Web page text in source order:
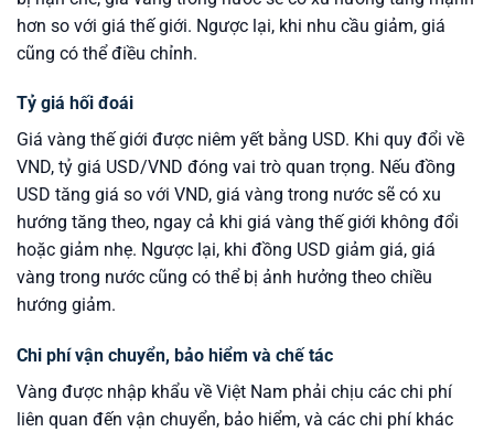
hơn so với giá thế giới. Ngược lại, khi nhu cầu giảm, giá
cũng có thể điều chỉnh.
Tỷ giá hối đoái
Giá vàng thế giới được niêm yết bằng USD. Khi quy đổi về
VND, tỷ giá USD/VND đóng vai trò quan trọng. Nếu đồng
USD tăng giá so với VND, giá vàng trong nước sẽ có xu
hướng tăng theo, ngay cả khi giá vàng thế giới không đổi
hoặc giảm nhẹ. Ngược lại, khi đồng USD giảm giá, giá
vàng trong nước cũng có thể bị ảnh hưởng theo chiều
hướng giảm.
Chi phí vận chuyển, bảo hiểm và chế tác
Vàng được nhập khẩu về Việt Nam phải chịu các chi phí
liên quan đến vận chuyển, bảo hiểm, và các chi phí khác